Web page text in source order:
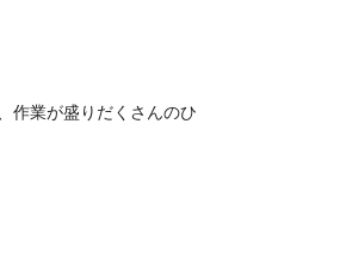
作業が盛りだくさんのひ